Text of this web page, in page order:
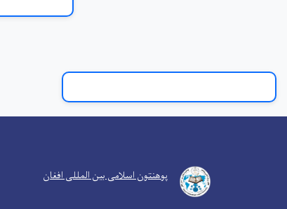
پوهنتون اسلامی بین المللی افغان